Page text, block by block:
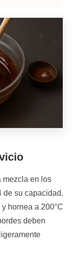
mezcla en los
de su capacidad.
hornea a 200°C
deben